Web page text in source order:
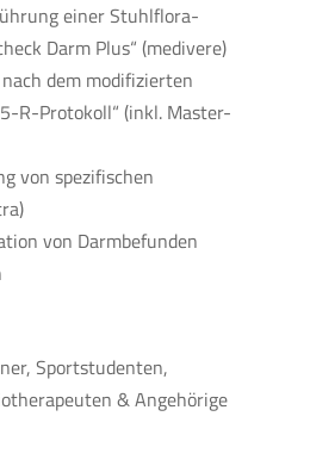
einer Stuhlflora-
Darm Plus“ (medivere)
dem modifizierten
R-Protokoll“ (inkl. Master-
von spezifischen
von Darmbefunden
Sportstudenten,
& Angehörige